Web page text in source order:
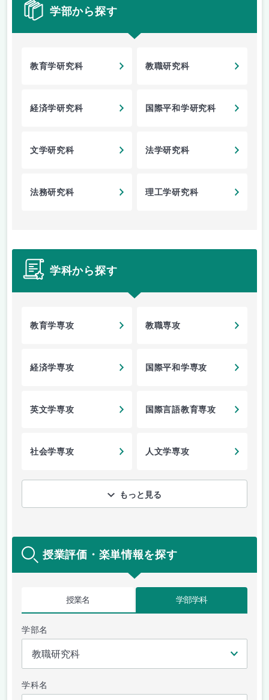
学部から探す
教育学研究科 教職研究科
経済学研究科 国際平和学研究科
文学研究科 法学研究科
法務研究科 理工学研究科
学科から探す
教育学専攻 教職専攻
経済学専攻 国際平和学専攻
英文学専攻 国際言語教育専攻
社会学専攻 人文学専攻
もっと見る
授業評価・楽単情報を探す
授業名 学部学科
学部名
学科名